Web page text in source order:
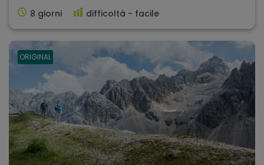
8 giorni difficoltà - facile
ORIGINAL